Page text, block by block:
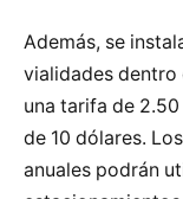
Además, se
vialidades dentro
una tarifa de
de 10 dólares.
anuales podrán